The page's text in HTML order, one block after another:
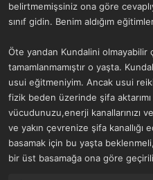
belirtmemişsiniz ona göre
sınıf gidin. Benim aldığım
Öte yandan Kundalini
tamamlanmamıştır o yaşta.
usui eğitmeniyim. Ancak usui
fizik beden üzerinde şifa
vücudunuzu,enerji kanallarınızı
ve yakın çevrenize şifa kanallığı
basamak için bu yaşta
bir üst basamağa ona göre